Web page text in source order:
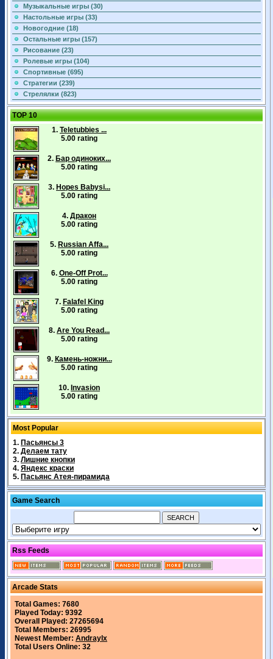
Музыкальные игры (30)
Настольные игры (33)
Новогодние (18)
Остальные игры (157)
Рисование (23)
Ролевые игры (104)
Спортивные (695)
Стратегии (239)
Стрелялки (823)
TOP 10
1. Teletubbies ...
5.00 rating
2. Бар одиноких...
5.00 rating
3. Hopes Babysi...
5.00 rating
4. Дракон
5.00 rating
5. Russian Affa...
5.00 rating
6. One-Off Prot...
5.00 rating
7. Falafel King
5.00 rating
8. Are You Read...
5.00 rating
9. Камень-ножни...
5.00 rating
10. Invasion
5.00 rating
Most Popular
1. Пасьянсы 3
2. Делаем тату
3. Лишние кнопки
4. Яндекс краски
5. Пасьянс Атея-пирамида
Game Search
Rss Feeds
Arcade Stats
Total Games: 7680
Played Today: 9392
Overall Played: 27265694
Total Members: 26995
Newest Member: Andraylx
Total Users Online: 32